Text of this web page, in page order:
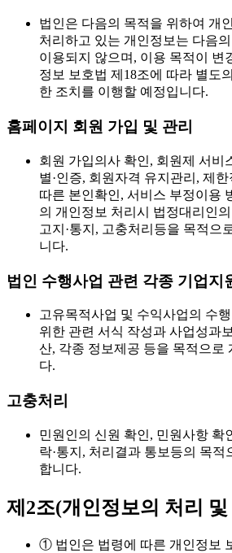
법인은 다음의 목적을 위하여 개
처리하고 있는 개인정보는 다음
이용되지 않으며, 이용 목적이 변
정보 보호법 제18조에 따라 별도
한 조치를 이행할 예정입니다.
홈페이지 회원 가입 및 관리
회원 가입의사 확인, 회원제 서비
별·인증, 회원자격 유지관리, 제
따른 본인확인, 서비스 부정이용
의 개인정보 처리시 법정대리인
고지·통지, 고충처리등을 목적으
니다.
법인 수행사업 관련 각종 기업지
고유목적사업 및 수익사업의 수
위한 관련 서식 작성과 사업성과
산, 각종 정보제공 등을 목적으로
다.
고충처리
민원인의 신원 확인, 민원사항 확
락·통지, 처리결과 통보등의 목적
합니다.
제2조(개인정보의 처리
① 법인은 법령에 따른 개인정보